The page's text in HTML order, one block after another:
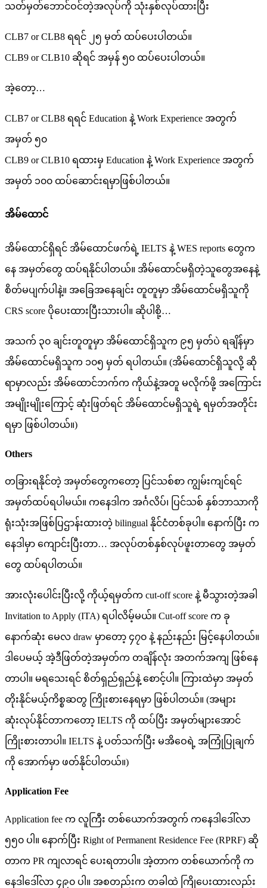
သတ်မှတ်ဘောင်ဝင်တဲ့အလုပ်ကို သုံးနှစ်လုပ်ထားပြီး
CLB7 or CLB8 ရရင် ၂၅ မှတ် ထပ်ပေးပါတယ်။
CLB9 or CLB10 ဆိုရင် အမှန် ၅၀ ထပ်ပေးပါတယ်။
အဲ့တော့…
CLB7 or CLB8 ရရင် Education နဲ့ Work Experience အတွက်
အမှတ် ၅၀
CLB9 or CLB10 ရထားမှ Education နဲ့ Work Experience အတွက်
အမှတ် ၁၀၀ ထပ်ဆောင်းရမှာဖြစ်ပါတယ်။
အိမ်ထောင်
အိမ်ထောင်ရှိရင် အိမ်ထောင်ဖက်ရဲ့ IELTS နဲ့ WES reports တွေက
နေ အမှတ်တွေ ထပ်ရနိုင်ပါတယ်။ အိမ်ထောင်မရှိတဲ့သူတွေအနေနဲ့
စိတ်မပျက်ပါနဲ့။ အခြေအနေချင်း တူတူမှာ အိမ်ထောင်မရှိသူကို
CRS score ပိုပေးထားပြီးသားပါ။ ဆိုပါစို့…
အသက် ၃၀ ချင်းတူတူမှာ အိမ်ထောင်ရှိသူက ၉၅ မှတ်ပဲ ရချိန်မှာ
အိမ်ထောင်မရှိသူက ၁၀၅ မှတ် ရပါတယ်။ (အိမ်ထောင်ရှိသူလို့ ဆို
ရာမှာလည်း အိမ်ထောင်ဘက်က ကိုယ်နဲ့အတူ မလိုက်ဖို့ အကြောင်း
အမျိုးမျိုးကြောင့် ဆုံးဖြတ်ရင် အိမ်ထောင်မရှိသူရဲ့ ရမှတ်အတိုင်း
ရမှာ ဖြစ်ပါတယ်။)
Others
တခြားရနိုင်တဲ့ အမှတ်တွေကတော့ ပြင်သစ်စာ ကျွမ်းကျင်ရင်
အမှတ်ထပ်ရပါမယ်။ ကနေဒါက အင်္ဂလိပ်၊ ပြင်သစ် နှစ်ဘာသာကို
ရုံးသုံးအဖြစ်ပြဌာန်းထားတဲ့ bilingual နိုင်ငံတစ်ခုပါ။ နောက်ပြီး က
နေဒါမှာ ကျောင်းပြီးတာ… အလုပ်တစ်နှစ်လုပ်ဖူးတာတွေ အမှတ်
တွေ ထပ်ရပါတယ်။
အားလုံးပေါင်းပြီးလို့ ကိုယ့်ရမှတ်က cut-off score နဲ့ မီသွားတဲ့အခါ
Invitation to Apply (ITA) ရပါလိမ့်မယ်။ Cut-off score က ခု
နောက်ဆုံး မေလ draw မှာတော့ ၄၇၀ နဲ့ နည်းနည်း မြင့်နေပါတယ်။
ဒါပေမယ့် အဲ့ဒီဖြတ်တဲ့အမှတ်က တချိန်လုံး အတက်အကျ ဖြစ်နေ
တာပါ။ မရသေးရင် စိတ်ရှည်ရှည်နဲ့ စောင့်ပါ။ ကြားထဲမှာ အမှတ်
တိုးနိုင်မယ့်ကိစ္စဆတွ ကြိုးစားနေရမှာ ဖြစ်ပါတယ်။ (အများ
ဆုံး‌လုပ်နိုင်တာကတော့ IELTS ကို ထပ်ပြီး အမှတ်များအောင်
ကြိုးစားတာပါ။ IELTS နဲ့ ပတ်သက်ပြီး မအိဝေရဲ့ အကြုံပြုချက်
ကို အောက်မှာ ဖတ်နိုင်ပါတယ်။)
Application Fee
Application fee က လူကြီး တစ်ယောက်အတွက် ကနေဒါဒေါ်လာ
၅၅၀ ပါ။ နောက်ပြီး Right of Permanent Residence Fee (RPRF) ဆို
တာက PR ကျလာရင် ပေးရတာပါ။ အဲ့တာက တစ်ယောက်ကို က
နေဒါဒေါ်လာ ၄၉၀ ပါ။ အစတည်းက တခါထဲ ကြိုပေးထားလည်း